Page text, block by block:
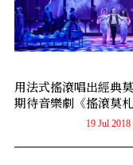
用法式搖滾唱出經典
期待音樂劇《搖滾莫
19 Jul 2018